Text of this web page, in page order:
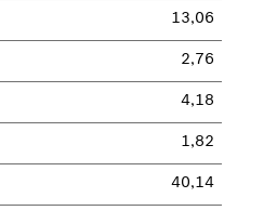
13,06
2,76
4,18
1,82
40,14